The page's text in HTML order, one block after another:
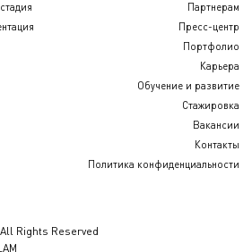
Партнерам
Пресс-центр
Портфолио
Карьера
Обучение и развитие
Стажировка
Вакансии
Контакты
Политика конфиденциальности
All Rights Reserved